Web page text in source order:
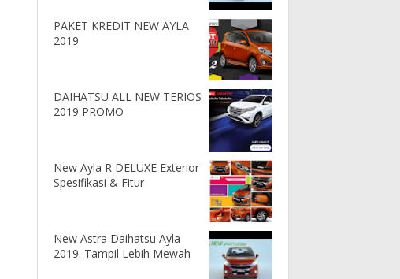
PAKET KREDIT NEW AYLA
2019
DAIHATSU ALL NEW TERIOS
2019 PROMO
New Ayla R DELUXE Exterior
Spesifikasi & Fitur
New Astra Daihatsu Ayla
2019. Tampil Lebih Mewah